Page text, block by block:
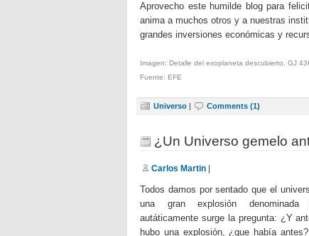
Aprovecho este humilde blog para
anima a muchos otros y a nuestras
grandes inversiones económicas y
Imagen: Detalle del exoplaneta descubierto, GJ
Fuente: EFE
Universo | Comments (1)
¿Un Universo gemelo
Carlos Martin
Todos damos por sentado que el
una gran explosión denominada
autáticamente surge la pregunta: ¿Y
hubo una explosión, ¿que había